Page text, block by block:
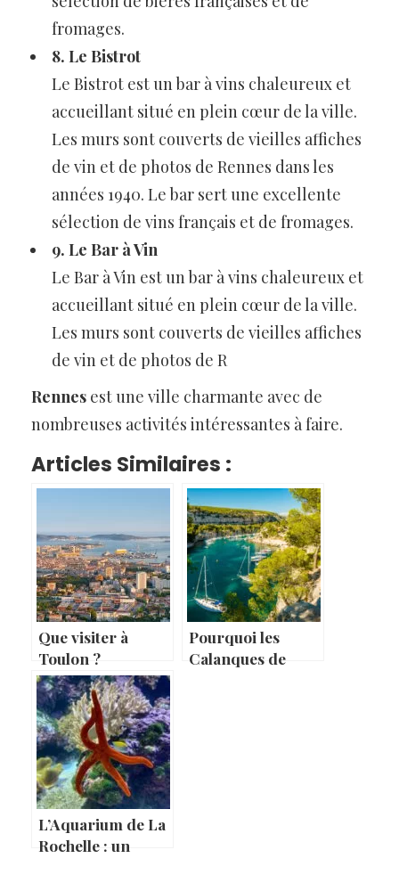
fromages.
8. Le Bistrot
Le Bistrot est un bar à vins chaleureux et
accueillant situé en plein cœur de la ville.
Les murs sont couverts de vieilles affiches
de vin et de photos de Rennes dans les
années 1940. Le bar sert une excellente
sélection de vins français et de fromages.
9. Le Bar à Vin
Le Bar à Vin est un bar à vins chaleureux et
accueillant situé en plein cœur de la ville.
Les murs sont couverts de vieilles affiches
de vin et de photos de R
Rennes est une ville charmante avec de
nombreuses activités intéressantes à faire.
Articles Similaires :
Que visiter à
Toulon ?
Pourquoi les
Calanques de
L’Aquarium de La
Rochelle : un